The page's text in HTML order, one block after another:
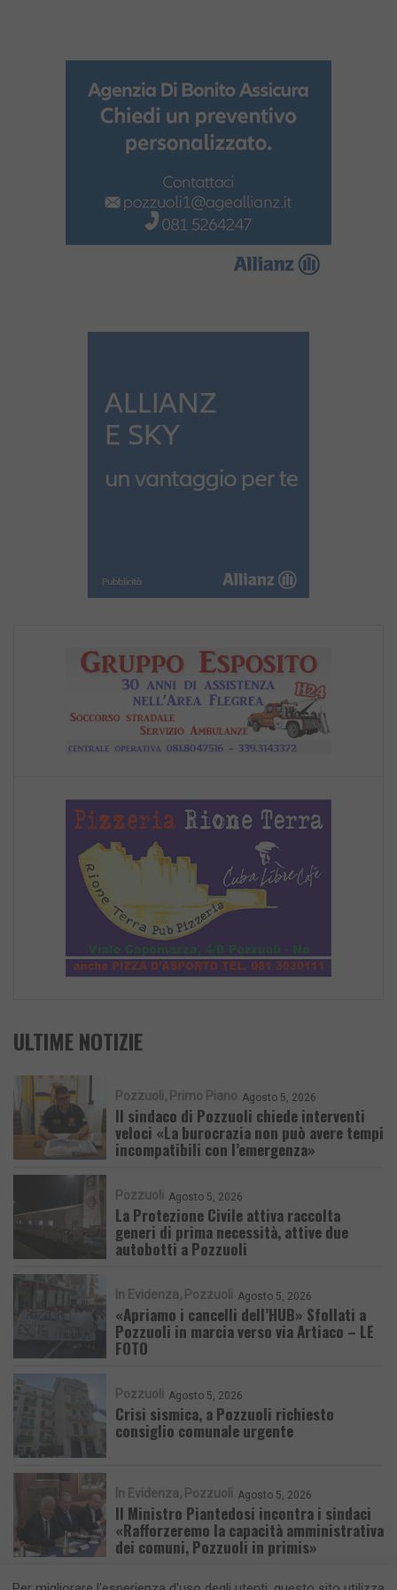
ULTIME NOTIZIE
Pozzuoli Primo Piano Agosto 5, 2026
Il sindaco di Pozzuoli chiede interventi
veloci «La burocrazia non può avere tempi
incompatibili con l’emergenza»
Pozzuoli Agosto 5, 2026
La Protezione Civile attiva raccolta
generi di prima necessità, attive due
autobotti a Pozzuoli
In Evidenza Pozzuoli Agosto 5, 2026
«Apriamo i cancelli dell’HUB» Sfollati a
Pozzuoli in marcia verso via Artiaco – LE
FOTO
Pozzuoli Agosto 5, 2026
Crisi sismica, a Pozzuoli richiesto
consiglio comunale urgente
In Evidenza Pozzuoli Agosto 5, 2026
Il Ministro Piantedosi incontra i sindaci
«Rafforzeremo la capacità amministrativa
dei comuni, Pozzuoli in primis»